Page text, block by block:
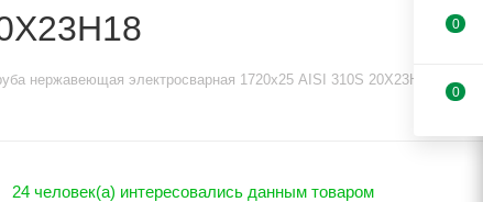
нержавеющая электросварная 1720х25 AISI 310S 20Х23Н18
24 человек(а) интересовались данным товаром
0
0